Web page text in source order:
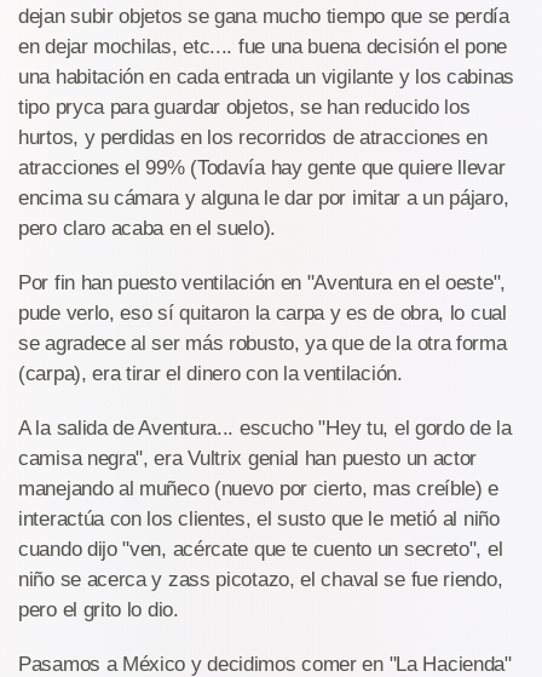
dejan subir objetos se gana mucho tiempo que se perdía
en dejar mochilas, etc.... fue una buena decisión el pone
una habitación en cada entrada un vigilante y los cabinas
tipo pryca para guardar objetos, se han reducido los
hurtos, y perdidas en los recorridos de atracciones en
atracciones el 99% (Todavía hay gente que quiere llevar
encima su cámara y alguna le dar por imitar a un pájaro,
pero claro acaba en el suelo).
Por fin han puesto ventilación en "Aventura en el oeste",
pude verlo, eso sí quitaron la carpa y es de obra, lo cual
se agradece al ser más robusto, ya que de la otra forma
(carpa), era tirar el dinero con la ventilación.
A la salida de Aventura... escucho "Hey tu, el gordo de la
camisa negra", era Vultrix genial han puesto un actor
manejando al muñeco (nuevo por cierto, mas creíble) e
interactúa con los clientes, el susto que le metió al niño
cuando dijo "ven, acércate que te cuento un secreto", el
niño se acerca y zass picotazo, el chaval se fue riendo,
pero el grito lo dio.
Pasamos a México y decidimos comer en "La Hacienda"